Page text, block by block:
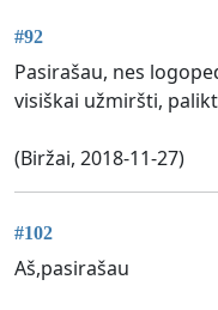
#92
Pasirašau, nes
visiškai užmiršti,
(Biržai, 2018-11-27)
#102
Aš,pasirašau